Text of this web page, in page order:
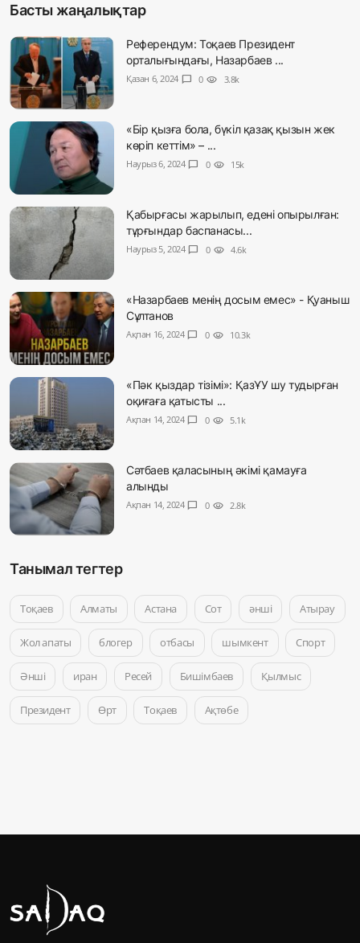
Басты жаңалықтар
Референдум: Тоқаев Президент
орталығындағы, Назарбаев ...
Қазан 6, 2024 chat_bubble 0 visibility 3.8k
«Бір қызға бола, бүкіл қазақ қызын жек
көріп кеттім» – ...
Наурыз 6, 2024 chat_bubble 0 visibility 15k
Қабырғасы жарылып, едені опырылған:
тұрғындар баспанасы...
Наурыз 5, 2024 chat_bubble 0 visibility 4.6k
«Назарбаев менің досым емес» - Қуаныш
Сұлтанов
Ақпан 16, 2024 chat_bubble 0 visibility 10.3k
«Пәк қыздар тізімі»: ҚазҰУ шу тудырған
оқиғаға қатысты ...
Ақпан 14, 2024 chat_bubble 0 visibility 5.1k
Сәтбаев қаласының әкімі қамауға
алынды
Ақпан 14, 2024 chat_bubble 0 visibility 2.8k
Танымал тегтер
Тоқаев Алматы Астана Сот әнші Атырау
Жол апаты блогер отбасы шымкент Спорт
Әнші иран Ресей Бишімбаев Қылмыс
Президент Өрт Тоқаев Ақтөбе